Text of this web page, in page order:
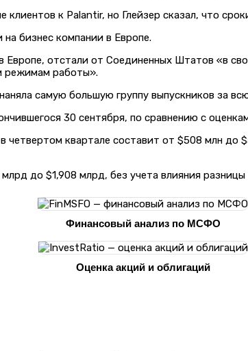
к Palantir, но Глейзер сказал, что
бизнес компании в Европе.
Европе, отстали от Соединенных Штатов «в
режимам работы».
самую большую группу выпускников за
30 сентября, по сравнению с
квартале составит от $508 млн до
до $1,908 млрд, без учета влияния
Финансовый анализ по МСФО
Оценка акций и облигаций